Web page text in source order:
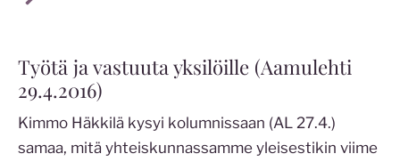
Työtä ja vastuuta yksilöille (Aamulehti
29.4.2016)
Kimmo Häkkilä kysyi kolumnissaan (AL 27.4.)
samaa, mitä yhteiskunnassamme yleisestikin viime